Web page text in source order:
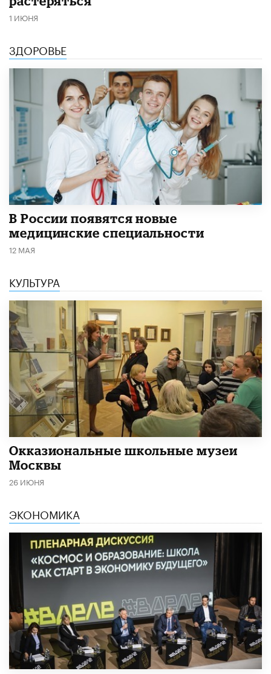
1 ИЮНЯ
ЗДОРОВЬЕ
В России появятся новые
медицинские специальности
12 МАЯ
КУЛЬТУРА
​Окказиональные школьные музеи
Москвы
26 ИЮНЯ
ЭКОНОМИКА